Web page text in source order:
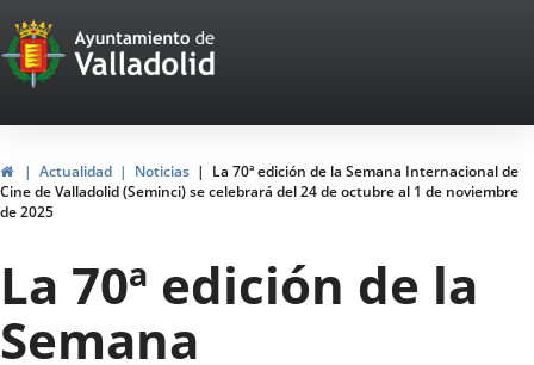
Portal
Web
del
Ayuntamiento
de
Valladolid
InicioActualidad Noticias
La 70ª edición de la Semana Internacional de
Cine de Valladolid (Seminci) se celebrará del 24 de octubre al 1 de noviembre
de 2025
La 70ª edición de la
Semana